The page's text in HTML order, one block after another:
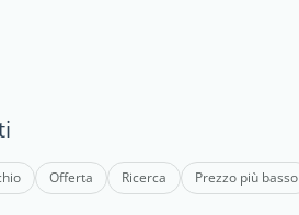
Offerta Ricerca Prezzo più basso